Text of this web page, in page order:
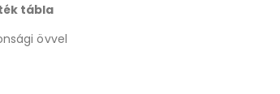
tábla
övvel